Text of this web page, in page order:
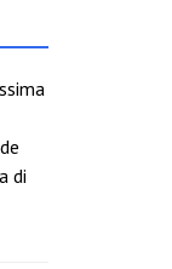
di